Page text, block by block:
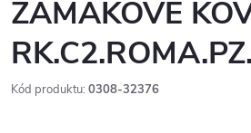
ZAMAKOVÉ
Kód produktu: 0308-32376